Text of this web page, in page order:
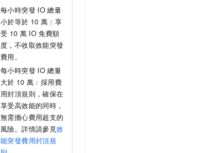
每小時突發 IO 總量
小於等於 10 萬：享
受 10 萬 IO 免費額
度，不收取效能突發
費用。
每小時突發 IO 總量
大於 10 萬：採用費
用封頂規則，確保在
享受高效能的同時，
無需擔心費用超支的
風險。詳情請參見效
能突發費用封頂規